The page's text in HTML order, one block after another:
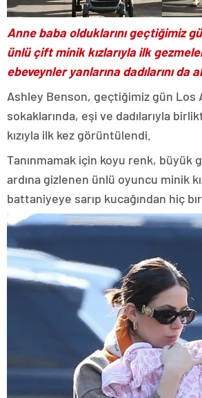
Anne baba olduklarını geçtiğimiz
ünlü çift minik kızlarıyla ilk
ebeveynler yanlarına dadılarını da
Ashley Benson, geçtiğimiz gün Los
sokaklarında, eşi ve dadılarıyla
kızıyla ilk kez görüntülendi.
Tanınmamak için koyu renk, büyük
ardına gizlenen ünlü oyuncu minik
battaniyeye sarıp kucağından hiç